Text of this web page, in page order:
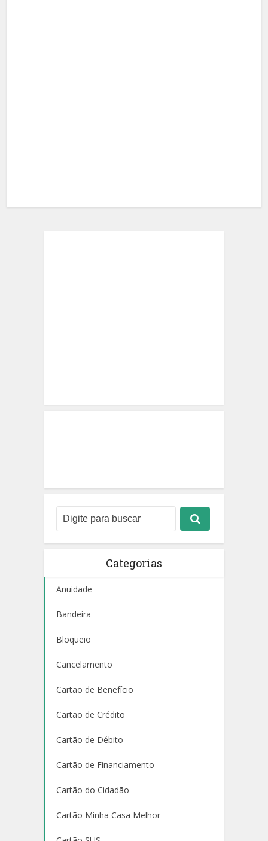
Categorias
Anuidade
Bandeira
Bloqueio
Cancelamento
Cartão de Benefício
Cartão de Crédito
Cartão de Débito
Cartão de Financiamento
Cartão do Cidadão
Cartão Minha Casa Melhor